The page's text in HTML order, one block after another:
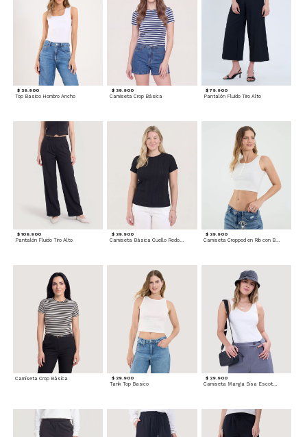
$ 39.900
Top Basico Hombro Ancho
$ 39.900
Camiseta Crop Básica
$ 79.900
Pantalón Fluido Tiro Alto
$ 109.900
Pantalón Fluido Tiro Alto
$ 39.900
Camiseta Básica Cuello Redondo
$ 39.900
Camiseta Cropped en Rib con Botones
Camiseta Crop Básica $ 29.900
Tank Top Basico
$ 29.900